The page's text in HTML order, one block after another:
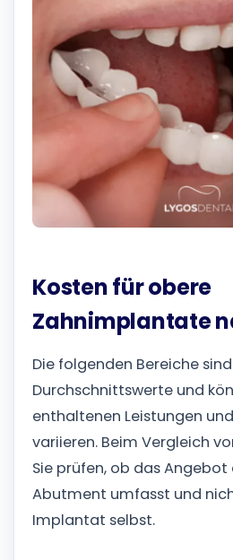
Kosten für obere
Zahnimplantate
Die folgenden Bereiche
Durchschnittswerte und
enthaltenen Leistungen
variieren. Beim Vergleich
Sie prüfen, ob das
Abutment umfasst und
Implantat selbst.